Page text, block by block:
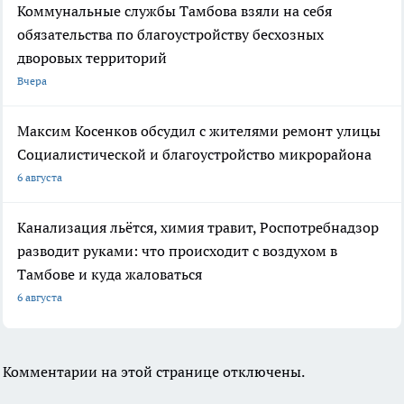
Коммунальные службы Тамбова взяли на себя
обязательства по благоустройству бесхозных
дворовых территорий
Вчера
Максим Косенков обсудил с жителями ремонт улицы
Социалистической и благоустройство микрорайона
6 августа
Канализация льётся, химия травит, Роспотребнадзор
разводит руками: что происходит с воздухом в
Тамбове и куда жаловаться
6 августа
Комментарии на этой странице отключены.